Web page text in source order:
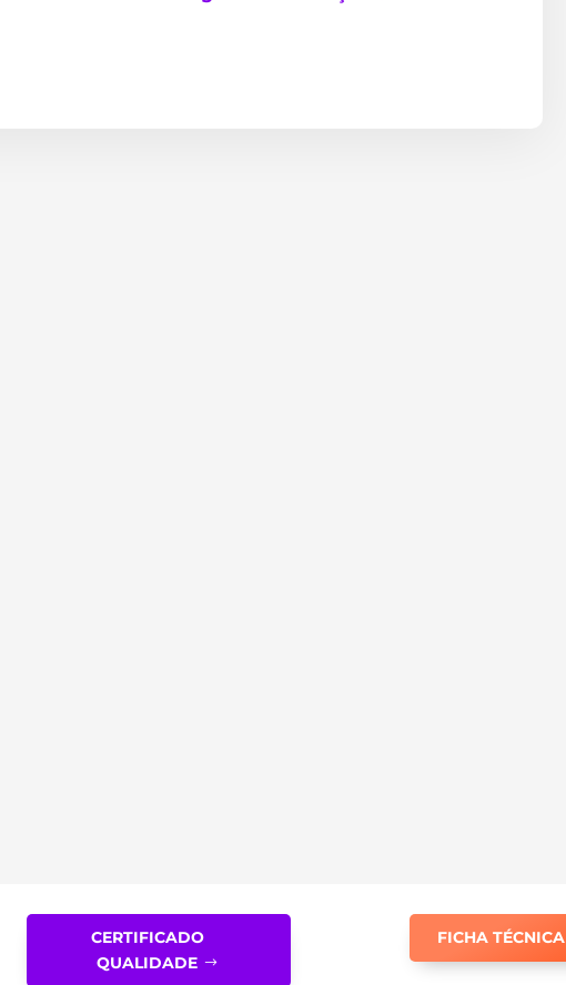
CERTIFICADO
QUALIDADE
FICHA TÉCNICA